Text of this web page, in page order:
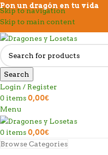
Skip to navigation
Skip to main content
Pon un dragón en tu vida
Search
Login / Register
0 items 0,00€
Menu
0 items 0,00€
Browse Categories